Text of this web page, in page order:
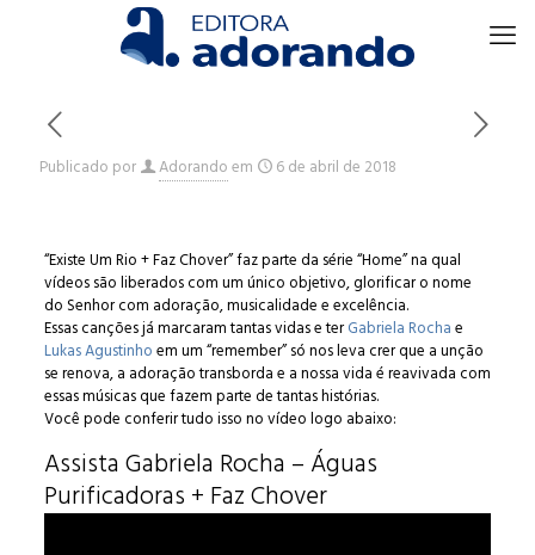
Publicado por Adorandoem 6 de abril de 2018
“Existe Um Rio + Faz Chover” faz parte da série “Home” na qual
vídeos são liberados com um único objetivo, glorificar o nome
do Senhor com adoração, musicalidade e excelência.
Essas canções já marcaram tantas vidas e terGabriela Rochae
Lukas Agustinhoem um “remember” só nos leva crer que a unção
se renova, a adoração transborda e a nossa vida é reavivada com
essas músicas que fazem parte de tantas histórias.
Você pode conferir tudo isso no vídeo logo abaixo:
Assista Gabriela Rocha – Águas
Purificadoras + Faz Chover